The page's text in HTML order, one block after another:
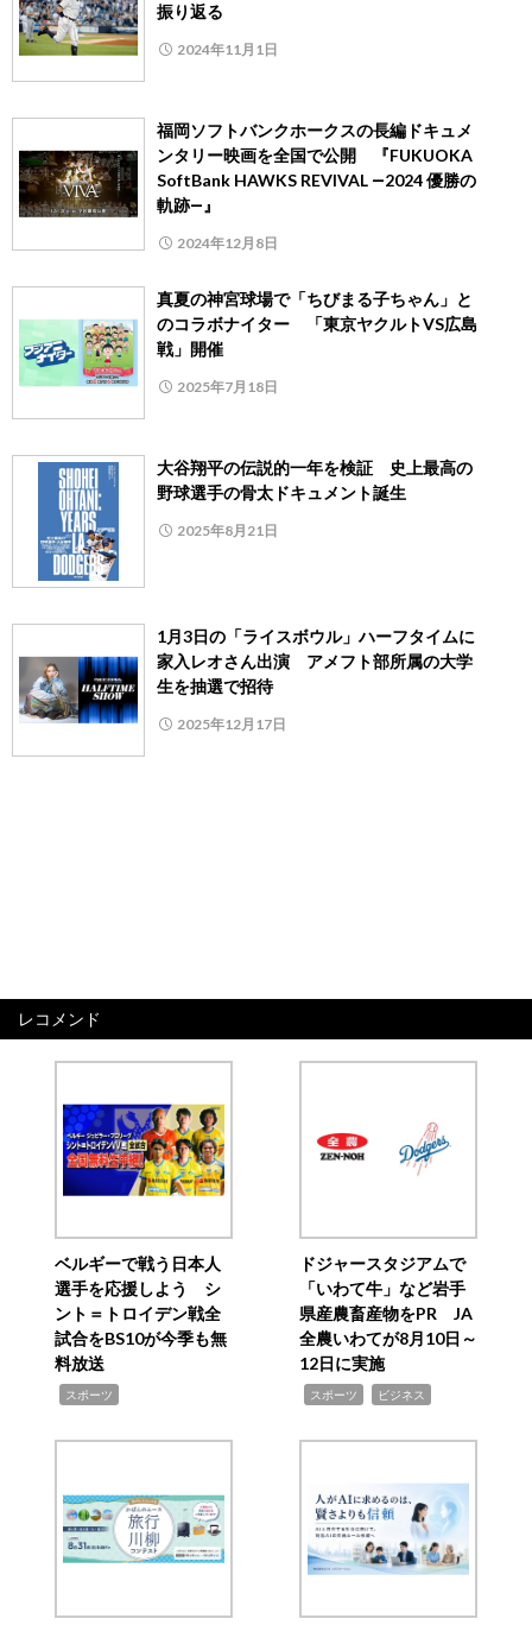
振り返る
2024年11月1日
福岡ソフトバンクホークスの長編ドキュメ
ンタリー映画を全国で公開 『FUKUOKA
SoftBank HAWKS REVIVAL ―2024 優勝の
軌跡―』
2024年12月8日
真夏の神宮球場で「ちびまる子ちゃん」と
のコラボナイター 「東京ヤクルトVS広島
戦」開催
2025年7月18日
大谷翔平の伝説的一年を検証 史上最高の
野球選手の骨太ドキュメント誕生
2025年8月21日
1月3日の「ライスボウル」ハーフタイムに
家入レオさん出演 アメフト部所属の大学
生を抽選で招待
2025年12月17日
レコメンド
ベルギーで戦う日本人
選手を応援しよう シ
ント＝トロイデン戦全
試合をBS10が今季も無
料放送
スポーツ
ドジャースタジアムで
「いわて牛」など岩手
県産農畜産物をPR JA
全農いわてが8月10日～
12日に実施
スポーツ ビジネス